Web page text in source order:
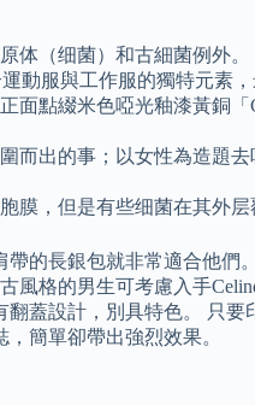
体（细菌）和古細菌例外。
動服與工作服的獨特元素，
面點綴米色啞光釉漆黃銅
而出的事；以女性為造題
，但是有些细菌在其外层
的長銀包就非常適合他們
風格的男生可考慮入手
蓋設計，別具特色。 只要
簡單卻帶出強烈效果。